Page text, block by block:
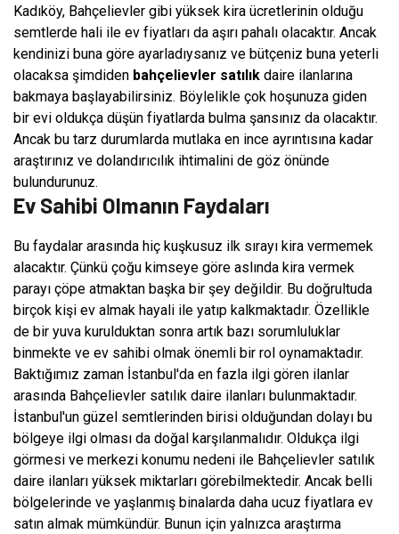
Kadıköy, Bahçelievler gibi yüksek kira ücretlerinin olduğu
semtlerde hali ile ev fiyatları da aşırı pahalı olacaktır. Ancak
kendinizi buna göre ayarladıysanız ve bütçeniz buna yeterli
olacaksa şimdiden bahçelievler satılık daire ilanlarına
bakmaya başlayabilirsiniz. Böylelikle çok hoşunuza giden
bir evi oldukça düşün fiyatlarda bulma şansınız da olacaktır.
Ancak bu tarz durumlarda mutlaka en ince ayrıntısına kadar
araştırınız ve dolandırıcılık ihtimalini de göz önünde
bulundurunuz.
Ev Sahibi Olmanın Faydaları
Bu faydalar arasında hiç kuşkusuz ilk sırayı kira vermemek
alacaktır. Çünkü çoğu kimseye göre aslında kira vermek
parayı çöpe atmaktan başka bir şey değildir. Bu doğrultuda
birçok kişi ev almak hayali ile yatıp kalkmaktadır. Özellikle
de bir yuva kurulduktan sonra artık bazı sorumluluklar
binmekte ve ev sahibi olmak önemli bir rol oynamaktadır.
Baktığımız zaman İstanbul'da en fazla ilgi gören ilanlar
arasında Bahçelievler satılık daire ilanları bulunmaktadır.
İstanbul'un güzel semtlerinden birisi olduğundan dolayı bu
bölgeye ilgi olması da doğal karşılanmalıdır. Oldukça ilgi
görmesi ve merkezi konumu nedeni ile Bahçelievler satılık
daire ilanları yüksek miktarları görebilmektedir. Ancak belli
bölgelerinde ve yaşlanmış binalarda daha ucuz fiyatlara ev
satın almak mümkündür. Bunun için yalnızca araştırma